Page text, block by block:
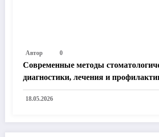
Автор 0
Современные методы
диагностики, лечения и
заболеваний полости рта
18.05.2026